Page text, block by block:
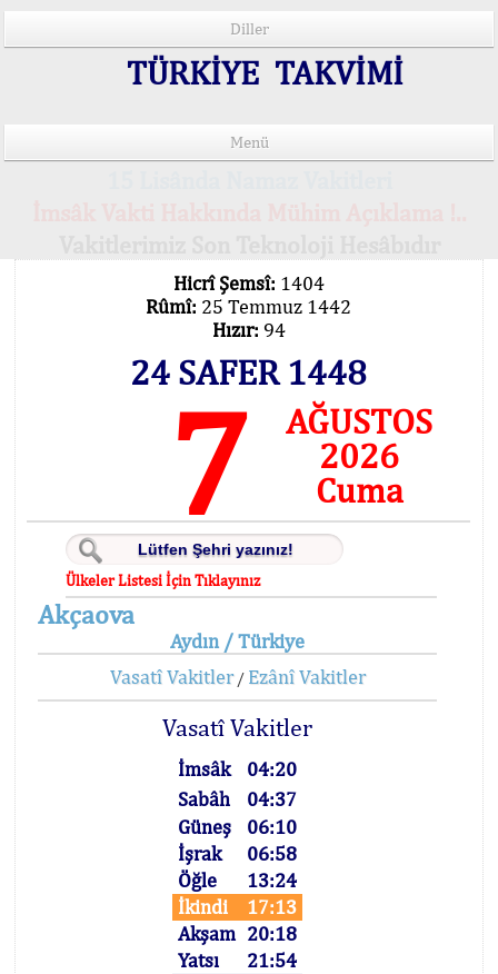
Diller
TÜRKİYE TAKVİMİ
Menü
Hicrî Şemsî: 1404
Rûmî: 25 Temmuz 1442
Hızır: 94
24 SAFER 1448
7
AĞUSTOS
2026
Cuma
Ülkeler Listesi İçin Tıklayınız
Akçaova
Aydın / Türkiye
Vasatî Vakitler/ Ezânî Vakitler
Vasatî Vakitler
İmsâk
04:20
Sabâh
04:37
Güneş
06:10
İşrak
06:58
Öğle
13:24
İkindi
17:13
Akşam 20:18
Yatsı
21:54